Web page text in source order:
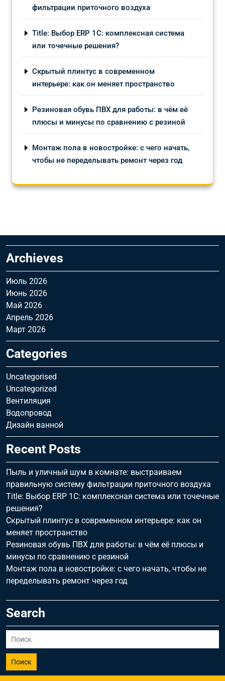
фильтрации приточного воздуха
Title: Выбор ERP 1С: комплексная система
или точечные решения?
Скрытый плинтус в современном
интерьере: как он меняет пространство
Резиновая обувь ПВХ для работы: в чём её
плюсы и минусы по сравнению с резиной
Монтаж пола в новостройке: с чего начать,
чтобы не переделывать ремонт через год
Archieves
Июль 2026
Июнь 2026
Май 2026
Апрель 2026
Март 2026
Categories
Uncategorised
Uncategorized
Вентиляция
Водопровод
Дизайн ванной
Recent Posts
Пыль и уличный шум в комнате: выстраиваем
правильную систему фильтрации приточного воздуха
Title: Выбор ERP 1С: комплексная система или точечные
решения?
Скрытый плинтус в современном интерьере: как он
меняет пространство
Резиновая обувь ПВХ для работы: в чём её плюсы и
минусы по сравнению с резиной
Монтаж пола в новостройке: с чего начать, чтобы не
переделывать ремонт через год
Search
Поиск